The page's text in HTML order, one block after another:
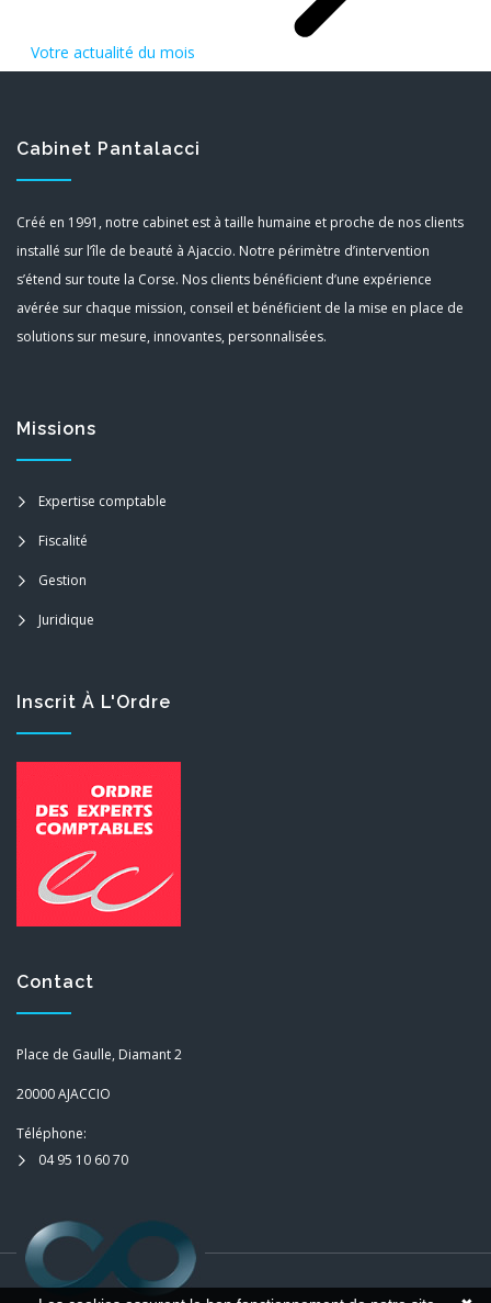
Votre actualité du mois
Cabinet Pantalacci
Créé en 1991, notre cabinet est à taille humaine et proche de nos clients
installé sur l’île de beauté à Ajaccio. Notre périmètre d’intervention
s’étend sur toute la Corse. Nos clients bénéficient d’une expérience
avérée sur chaque mission, conseil et bénéficient de la mise en place de
solutions sur mesure, innovantes, personnalisées.
Missions
Expertise comptable
Fiscalité
Gestion
Juridique
Inscrit À L'Ordre
Contact
Place de Gaulle, Diamant 2
20000 AJACCIO
Téléphone:
04 95 10 60 70